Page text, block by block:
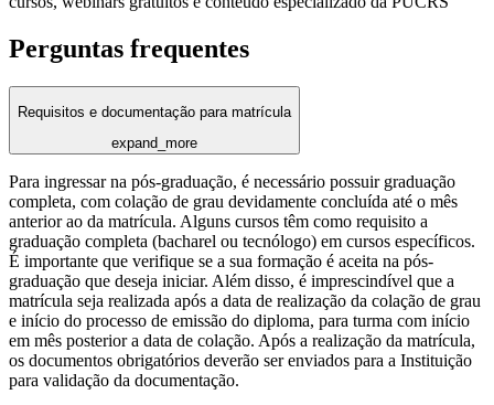
Perguntas frequentes
Requisitos e documentação para matrícula
expand_more
Para ingressar na pós-graduação, é necessário possuir graduação
completa, com colação de grau devidamente concluída até o mês
anterior ao da matrícula. Alguns cursos têm como requisito a
graduação completa (bacharel ou tecnólogo) em cursos específicos.
É importante que verifique se a sua formação é aceita na pós-
graduação que deseja iniciar. Além disso, é imprescindível que a
matrícula seja realizada após a data de realização da colação de grau
e início do processo de emissão do diploma, para turma com início
em mês posterior a data de colação. Após a realização da matrícula,
os documentos obrigatórios deverão ser enviados para a Instituição
para validação da documentação.